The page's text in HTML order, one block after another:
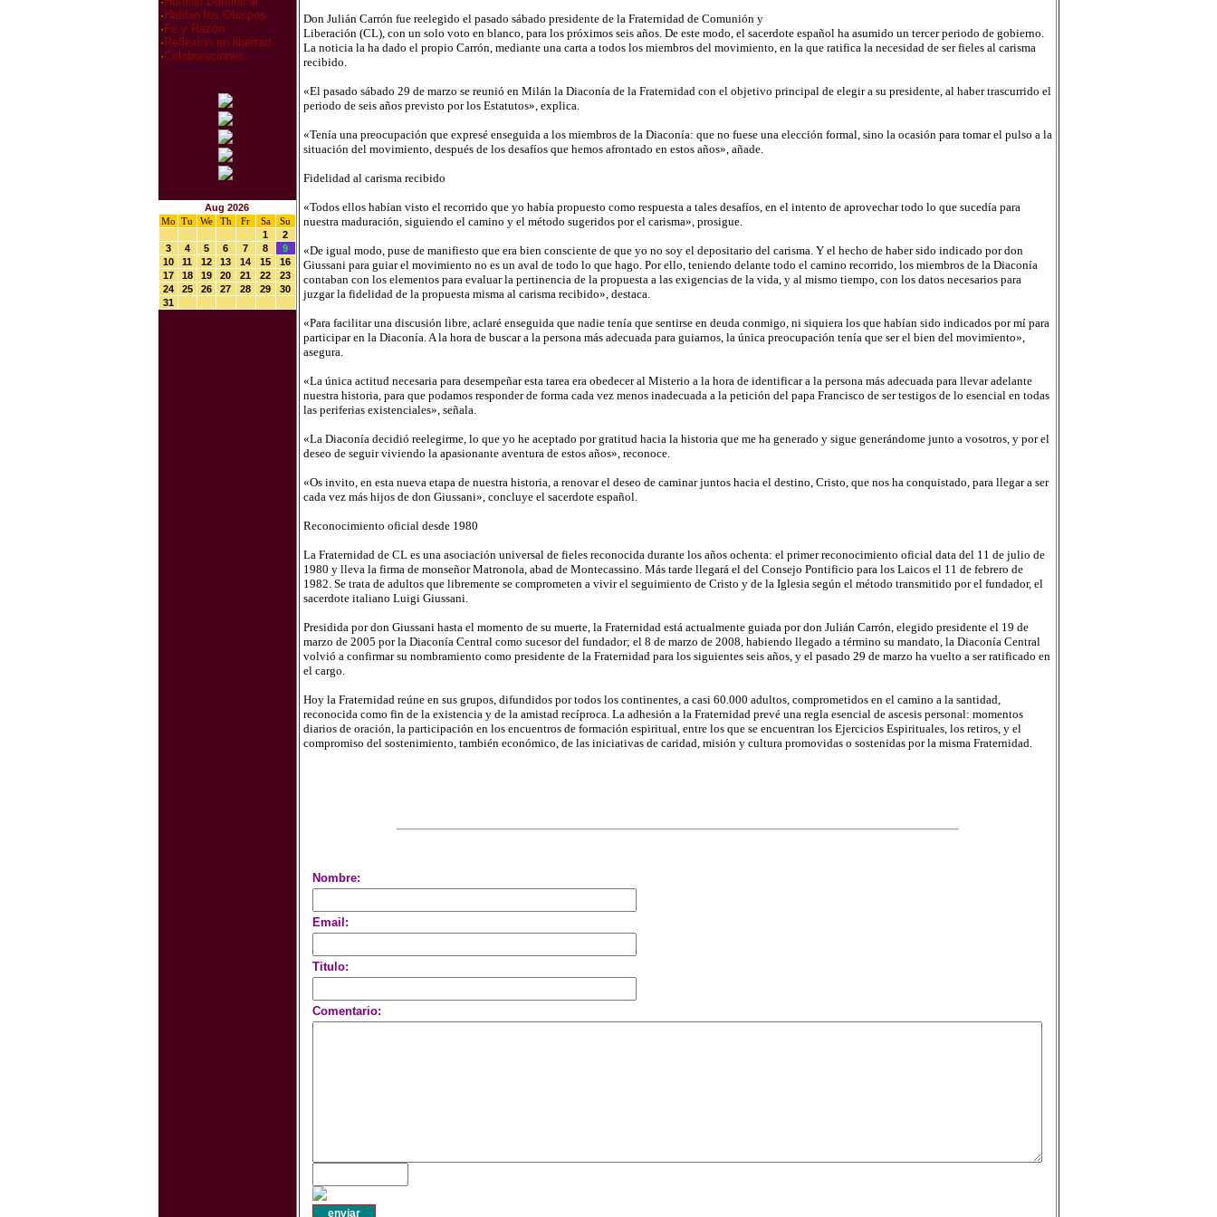
· Hablan los Obispos
· Fe y Razón
· Reflexion en libertad
·Colaboraciones
Aug 2026
Mo Tu We Th Fr Sa
Su
1
2
3
4 5 6 7 8
9
10
11 12 13 14 15
16
17
18 19 20 21 22
23
24
25 26 27 28 29
30
31
Don Julián Carrón fue reelegido el pasado sábado presidente de la Fraternidad de Comunión y
Liberación (CL), con un solo voto en blanco, para los próximos seis años. De este modo, el sacerdote español ha asumido un tercer periodo de gobierno.
La noticia la ha dado el propio Carrón, mediante una carta a todos los miembros del movimiento, en la que ratifica la necesidad de ser fieles al carisma
recibido.
«El pasado sábado 29 de marzo se reunió en Milán la Diaconía de la Fraternidad con el objetivo principal de elegir a su presidente, al haber trascurrido el
periodo de seis años previsto por los Estatutos», explica.
«Tenía una preocupación que expresé enseguida a los miembros de la Diaconía: que no fuese una elección formal, sino la ocasión para tomar el pulso a la
situación del movimiento, después de los desafíos que hemos afrontado en estos años», añade.
Fidelidad al carisma recibido
«Todos ellos habían visto el recorrido que yo había propuesto como respuesta a tales desafíos, en el intento de aprovechar todo lo que sucedía para
nuestra maduración, siguiendo el camino y el método sugeridos por el carisma», prosigue.
«De igual modo, puse de manifiesto que era bien consciente de que yo no soy el depositario del carisma. Y el hecho de haber sido indicado por don
Giussani para guiar el movimiento no es un aval de todo lo que hago. Por ello, teniendo delante todo el camino recorrido, los miembros de la Diaconía
contaban con los elementos para evaluar la pertinencia de la propuesta a las exigencias de la vida, y al mismo tiempo, con los datos necesarios para
juzgar la fidelidad de la propuesta misma al carisma recibido», destaca.
«Para facilitar una discusión libre, aclaré enseguida que nadie tenía que sentirse en deuda conmigo, ni siquiera los que habían sido indicados por mí para
participar en la Diaconía. A la hora de buscar a la persona más adecuada para guiarnos, la única preocupación tenía que ser el bien del movimiento»,
asegura.
«La única actitud necesaria para desempeñar esta tarea era obedecer al Misterio a la hora de identificar a la persona más adecuada para llevar adelante
nuestra historia, para que podamos responder de forma cada vez menos inadecuada a la petición del papa Francisco de ser testigos de lo esencial en todas
las periferias existenciales», señala.
«La Diaconía decidió reelegirme, lo que yo he aceptado por gratitud hacia la historia que me ha generado y sigue generándome junto a vosotros, y por el
deseo de seguir viviendo la apasionante aventura de estos años», reconoce.
«Os invito, en esta nueva etapa de nuestra historia, a renovar el deseo de caminar juntos hacia el destino, Cristo, que nos ha conquistado, para llegar a ser
cada vez más hijos de don Giussani», concluye el sacerdote español.
Reconocimiento oficial desde 1980
La Fraternidad de CL es una asociación universal de fieles reconocida durante los años ochenta: el primer reconocimiento oficial data del 11 de julio de
1980 y lleva la firma de monseñor Matronola, abad de Montecassino. Más tarde llegará el del Consejo Pontificio para los Laicos el 11 de febrero de
1982. Se trata de adultos que libremente se comprometen a vivir el seguimiento de Cristo y de la Iglesia según el método transmitido por el fundador, el
sacerdote italiano Luigi Giussani.
Presidida por don Giussani hasta el momento de su muerte, la Fraternidad está actualmente guiada por don Julián Carrón, elegido presidente el 19 de
marzo de 2005 por la Diaconía Central como sucesor del fundador; el 8 de marzo de 2008, habiendo llegado a término su mandato, la Diaconía Central
volvió a confirmar su nombramiento como presidente de la Fraternidad para los siguientes seis años, y el pasado 29 de marzo ha vuelto a ser ratificado en
el cargo.
Hoy la Fraternidad reúne en sus grupos, difundidos por todos los continentes, a casi 60.000 adultos, comprometidos en el camino a la santidad,
reconocida como fin de la existencia y de la amistad recíproca. La adhesión a la Fraternidad prevé una regla esencial de ascesis personal: momentos
diarios de oración, la participación en los encuentros de formación espiritual, entre los que se encuentran los Ejercicios Espirituales, los retiros, y el
compromiso del sostenimiento, también económico, de las iniciativas de caridad, misión y cultura promovidas o sostenidas por la misma Fraternidad.
Nombre:
Email:
Titulo:
Comentario: